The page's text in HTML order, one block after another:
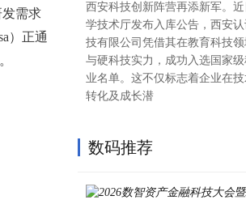
需求
）正通
认识自己教育科技有限公司荣
中小企业
西安科技创新阵营再添新军。
学技术厅发布入库公告，西安
技有限公司凭借其在教育科技
与硬科技实力，成功入选国家
业名单。这不仅标志着企业在
转化及成长潜
数码推荐